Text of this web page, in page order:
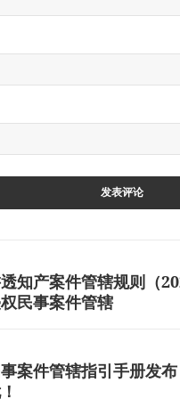
知产案件管辖规则（
民事案件管辖
案件管辖指引手册发